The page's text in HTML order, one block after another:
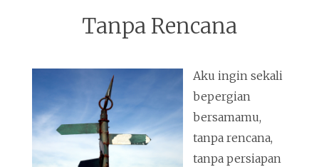
Tanpa Rencana
Aku ingin sekali
bepergian
bersamamu,
tanpa rencana,
tanpa persiapan